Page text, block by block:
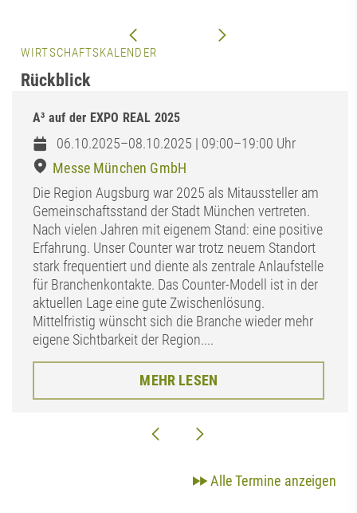
WIRTSCHAFTSKALENDER
Rückblick
A³ auf der EXPO REAL 2025
06.10.2025–08.10.2025 | 09:00–19:00 Uhr
Messe München GmbH
Die Region Augsburg war 2025 als Mitaussteller am
Gemeinschaftsstand der Stadt München vertreten.
Nach vielen Jahren mit eigenem Stand: eine positive
Erfahrung. Unser Counter war trotz neuem Standort
stark frequentiert und diente als zentrale Anlaufstelle
für Branchenkontakte. Das Counter-Modell ist in der
aktuellen Lage eine gute Zwischenlösung.
Mittelfristig wünscht sich die Branche wieder mehr
eigene Sichtbarkeit der Region....
MEHR LESEN
Alle Termine anzeigen